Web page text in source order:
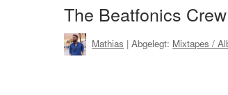
The Beatfonics
Mathias | Abgelegt: Mixtapes /